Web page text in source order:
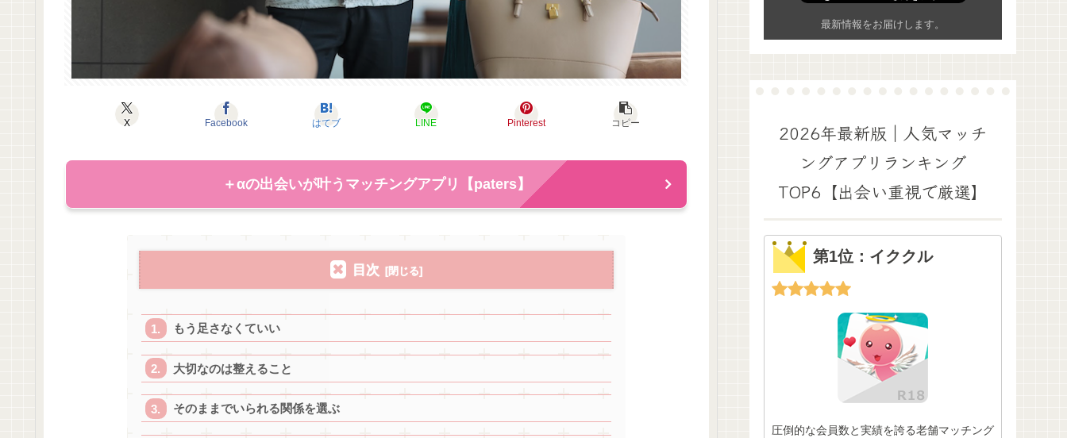
X Facebook はてブ LINE Pinterest コピー
＋αの出会いが叶うマッチングアプリ【paters】
目次
もう足さなくていい
大切なのは整えること
そのままでいられる関係を選ぶ
最新情報をお届けします。
2026年最新版｜人気マッチ
ングアプリランキング
TOP6【出会い重視で厳選】
第1位：イククル
圧倒的な会員数と実績を誇る老舗マッチング